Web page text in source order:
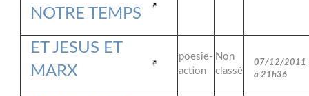
NOTRE TEMPS
ET JESUS ET
MARX
poesie-
action
Non
classé
07/12/2011
à 21h36